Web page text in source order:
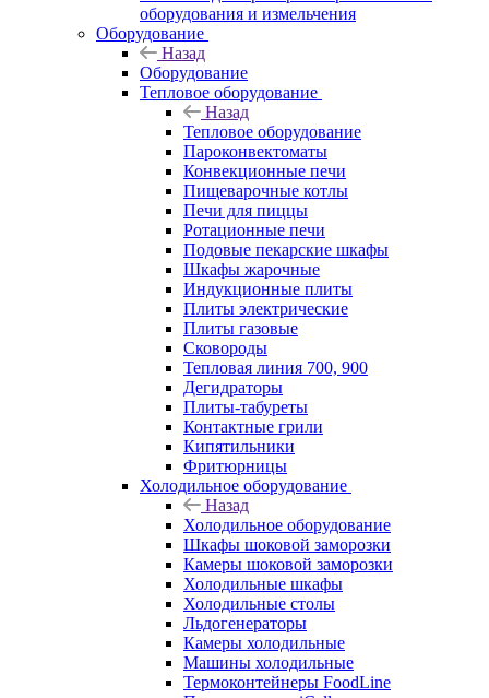
оборудования и измельчения
Оборудование
Назад
Оборудование
Тепловое оборудование
Назад
Тепловое оборудование
Пароконвектоматы
Конвекционные печи
Пищеварочные котлы
Печи для пиццы
Ротационные печи
Подовые пекарские шкафы
Шкафы жарочные
Индукционные плиты
Плиты электрические
Плиты газовые
Сковороды
Тепловая линия 700, 900
Дегидраторы
Плиты-табуреты
Контактные грили
Кипятильники
Фритюрницы
Холодильное оборудование
Назад
Холодильное оборудование
Шкафы шоковой заморозки
Камеры шоковой заморозки
Холодильные шкафы
Холодильные столы
Льдогенераторы
Камеры холодильные
Машины холодильные
Термоконтейнеры FoodLine